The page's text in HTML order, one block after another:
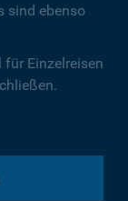
sind ebenso
für Einzelreisen